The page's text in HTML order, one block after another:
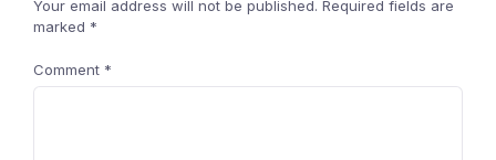
Your email address will not be published. Required fields are
marked *
Comment *